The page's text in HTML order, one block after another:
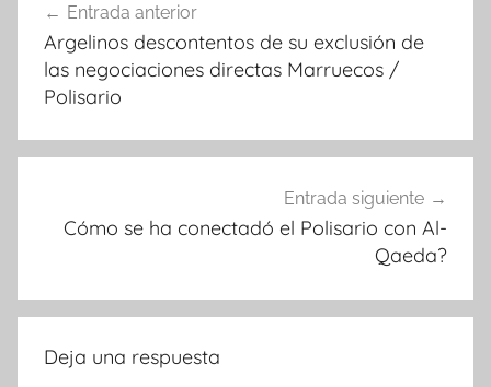
de
entradas
Entrada anterior
Argelinos descontentos de su exclusión de
las negociaciones directas Marruecos /
Polisario
Entrada siguiente
Cómo se ha conectadó el Polisario con Al-
Qaeda?
Deja una respuesta